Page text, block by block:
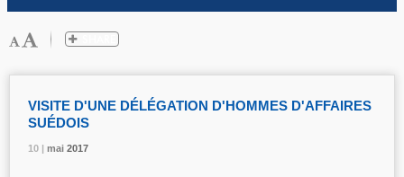
10 | mai 2017
VISITE D'UNE DÉLÉGATION D'HOMMES D'AFFAIRES
SUÉDOIS
10 | mai 2017
10 | mai 2017